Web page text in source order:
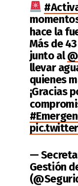
hace la
Más de
junto al
llevar
quienes
¡Gracias
—
Gestión